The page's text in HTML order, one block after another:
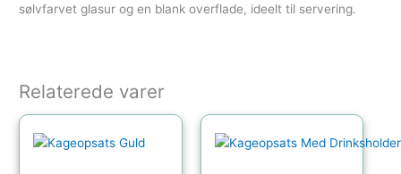
sølvfarvet glasur og en blank overflade, ideelt til servering.
Relaterede varer